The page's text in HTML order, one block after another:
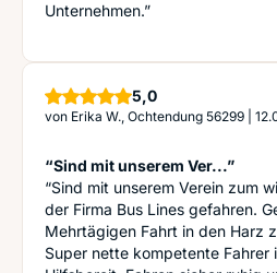
Unternehmen.”
5,0Sterne
von Erika W., Ochtendung 56299
“Sind mit unserem Ver...”
“Sind mit unserem Verein zum
der Firma Bus Lines gefahren.
Mehrtägigen Fahrt in den Harz
Super nette kompetente Fahrer